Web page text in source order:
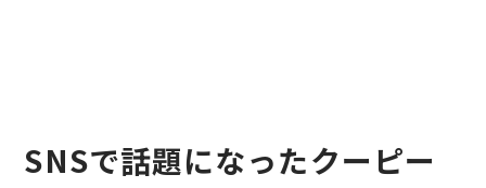
SNSで話題になったクーピー